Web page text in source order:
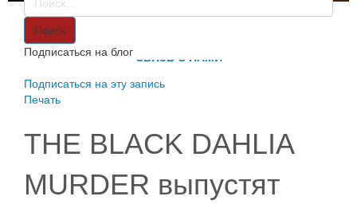
СВЯЗЬ С НАМИ
Поиск
Подписаться на блог
Подписаться на эту запись
Печать
THE BLACK DAHLIA
MURDER выпустят